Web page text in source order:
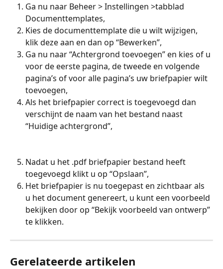
Ga nu naar Beheer > Instellingen >tabblad
Documenttemplates,
Kies de documenttemplate die u wilt wijzigen,
klik deze aan en dan op “Bewerken”,
Ga nu naar “Achtergrond toevoegen” en kies of u
voor de eerste pagina, de tweede en volgende
pagina’s of voor alle pagina’s uw briefpapier wilt
toevoegen,
Als het briefpapier correct is toegevoegd dan
verschijnt de naam van het bestand naast
“Huidige achtergrond”,
Nadat u het .pdf briefpapier bestand heeft
toegevoegd klikt u op “Opslaan”,
Het briefpapier is nu toegepast en zichtbaar als
u het document genereert, u kunt een voorbeeld
bekijken door op “Bekijk voorbeeld van ontwerp”
te klikken.
Gerelateerde artikelen